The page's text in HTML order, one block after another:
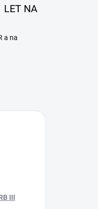
LET NA
a na
III